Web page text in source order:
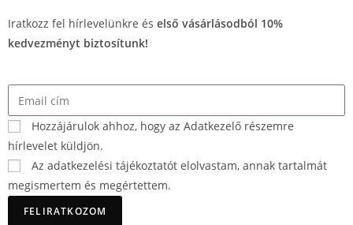
Iratkozz fel hírlevelünkre és első vásárlásodból 10%
kedvezményt biztosítunk!
Hozzájárulok ahhoz, hogy az Adatkezelő részemre
hírlevelet küldjön.
Az adatkezelési tájékoztatót elolvastam, annak tartalmát
megismertem és megértettem.
FELIRATKOZOM